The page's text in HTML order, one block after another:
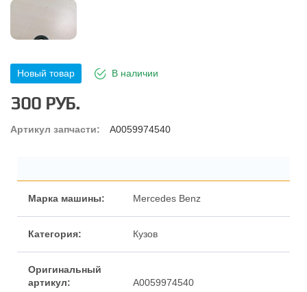
Новый товар В наличии
300 РУБ.
Артикул запчасти: A0059974540
Марка машины: Mercedes Benz
Категория: Кузов
Оригинальный
артикул:
A0059974540